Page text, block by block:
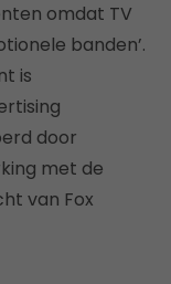
omdat TV
banden’.
is
door
met de
van Fox